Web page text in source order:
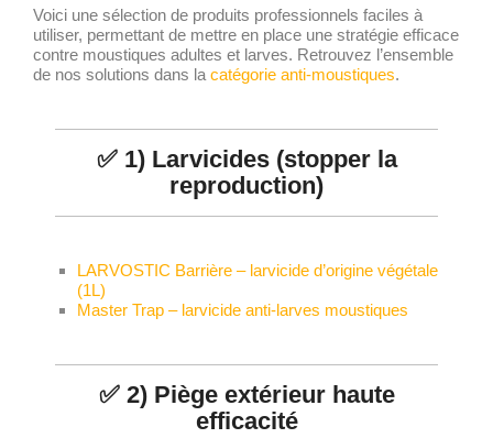
Voici une sélection de produits professionnels faciles à
utiliser, permettant de mettre en place une stratégie efficace
contre moustiques adultes et larves. Retrouvez l’ensemble
de nos solutions dans la catégorie anti-moustiques.
✅ 1) Larvicides (stopper la
reproduction)
LARVOSTIC Barrière – larvicide d’origine végétale
(1L)
Master Trap – larvicide anti-larves moustiques
✅ 2) Piège extérieur haute
efficacité